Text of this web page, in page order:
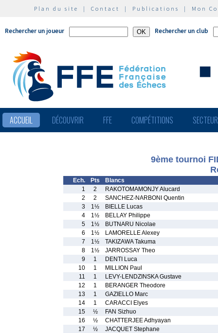
Plan du site | Contact | Publications | Mon
Rechercher un joueur Rechercher un club
ACCUEIL DÉCOUVRIR FFE COMPÉTITIONS
9ème tournoi
Ech. Pts
Blancs
1
2
RAKOTOMAMONJY Alucard
2
2
SANCHEZ-NARBONI Quentin
3
1½
BIELLE Lucas
4
1½
BELLAY Philippe
5
1½
BUTNARU Nicolae
6
1½
LAMORELLE Alexey
7
1½
TAKIZAWA Takuma
8
1½
JARROSSAY Theo
9
1
DENTI Luca
10
1
MILLION Paul
11
1
LEVY-LENDZINSKA Gustave
12
1
BERANGER Theodore
13
1
GAZIELLO Marc
14
1
CARACCI Elyes
15
½
FAN Sizhuo
16
½
CHATTERJEE Adhyayan
17
½
JACQUET Stephane